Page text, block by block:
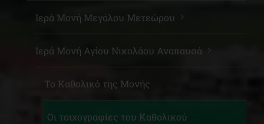
Ιερά Μονή Μεγάλου Μετεώρου
Ιερά Μονή Αγίου Νικολάου Αναπαυσά
Το Καθολικό της Μονής
Οι τοιχογραφίες του Καθολικού